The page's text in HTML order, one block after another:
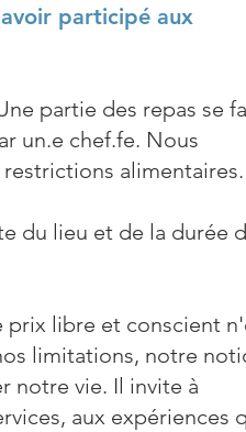
participé aux
partie des repas se
un.e chef.fe. Nous
alimentaires.
du lieu et de la durée
prix libre et conscient
limitations, notre
notre vie. Il invite à
aux expériences